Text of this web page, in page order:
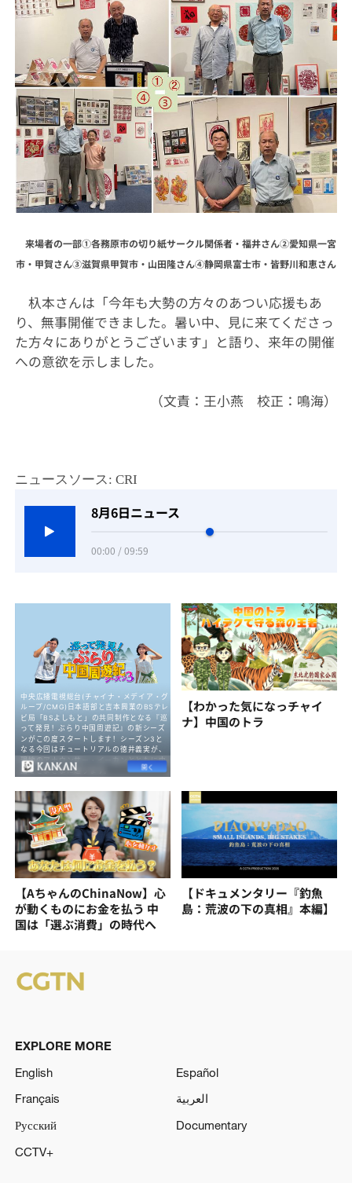
来場者の一部①各務原市の切り紙サークル関係者・福井さん②愛知県一宮
市・甲賀さん③滋賀県甲賀市・山田隆さん④静岡県富士市・皆野川和恵さん
杁本さんは「今年も大勢の方々のあつい応援もあ
り、無事開催できました。暑い中、見に来てくださっ
た方々にありがとうございます」と語り、来年の開催
への意欲を示しました。
（文責：王小燕 校正：鳴海）
ニュースソース: CRI
8月6日ニュース
00:00 / 09:59
【わかった気になっチャイ
ナ】中国のトラ
【AちゃんのChinaNow】心
が動くものにお金を払う 中
国は「選ぶ消費」の時代へ
【ドキュメンタリー『釣魚
島：荒波の下の真相』本編】
EXPLORE MORE
English
Español
Français
العربية
Русский
Documentary
CCTV+